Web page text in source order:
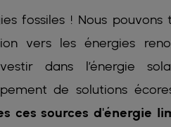
fossiles ! Nous
vers les énergies
dans l’énergie
de solutions
ces sources d'énergie